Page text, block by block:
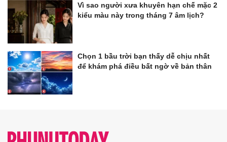
Vì sao người xưa khuyên hạn chế mặc 2
kiểu màu này trong tháng 7 âm lịch?
Chọn 1 bầu trời bạn thấy dễ chịu nhất
để khám phá điều bất ngờ về bản thân